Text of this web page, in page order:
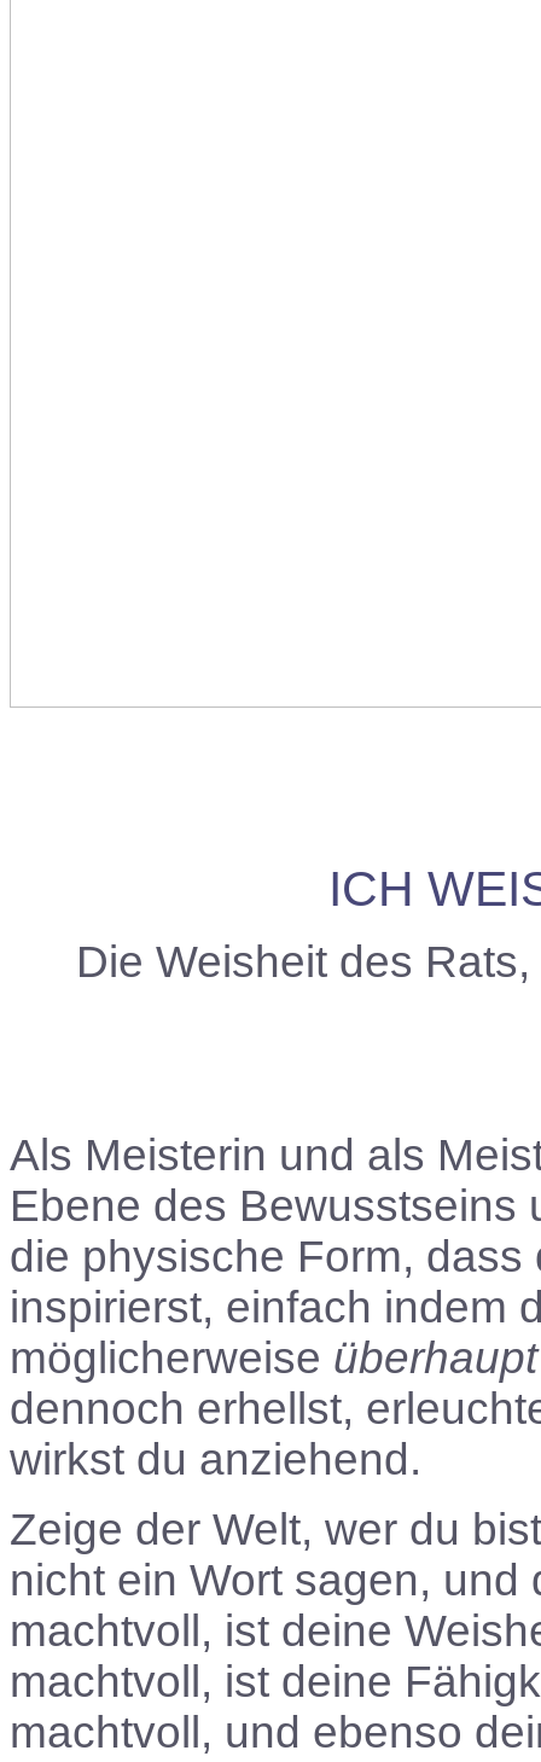
ICH
Die Weisheit des
Als Meisterin und als
Ebene des Bewusstseins
die physische Form,
inspirierst, einfach indem
möglicherweise
dennoch erhellst,
wirkst du anziehend.
Zeige der Welt, wer du
nicht ein Wort sagen,
machtvoll, ist deine
machtvoll, ist deine
machtvoll, und ebenso